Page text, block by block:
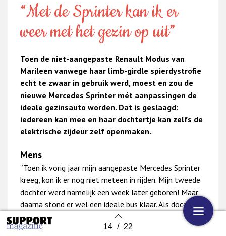
Back to index 14 / 22
“Met de Sprinter kan ik er
weer met het gezin op uit”
Toen de niet-aangepaste Renault Modus van
Marileen vanwege haar limb-girdle spierdystrofie
echt te zwaar in gebruik werd, moest en zou de
nieuwe Mercedes Sprinter mét aanpassingen de
ideale gezinsauto worden. Dat is geslaagd:
iedereen kan mee en haar dochtertje kan zelfs de
elektrische zijdeur zelf openmaken.
Mens
“Toen ik vorig jaar mijn aangepaste Mercedes Sprinter
kreeg, kon ik er nog niet meteen in rijden. Mijn tweede
dochter werd namelijk een week later geboren! Maar
daarna stond er wel een ideale bus klaar. Als docent
Geschiedenis en Aardrijkskunde en zorgmentor op een
middelbare school in Lekkerkerk heb ik dagelijks wel